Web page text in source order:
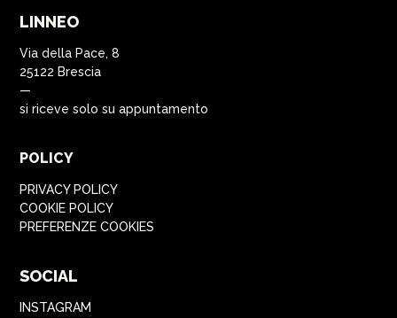
LINNEO
Via della Pace, 8
25122 Brescia
—
si riceve solo su appuntamento
POLICY
PRIVACY POLICY
COOKIE POLICY
PREFERENZE COOKIES
SOCIAL
INSTAGRAM